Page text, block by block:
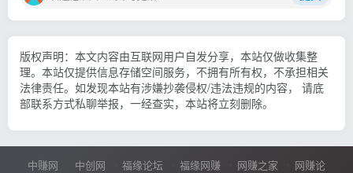
版权声明：本文内容由互联网用户自发分享，本站仅做收集整
理。本站仅提供信息存储空间服务，不拥有所有权，不承担相关
法律责任。如发现本站有涉嫌抄袭侵权/违法违规的内容， 请底
部联系方式私聊举报，一经查实，本站将立刻删除。
中赚网 中创网 福缘论坛 福缘网赚 网赚之家
网赚论